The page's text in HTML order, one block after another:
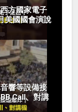
方國家電子
美國國會演說
響等設備接
Call、對講